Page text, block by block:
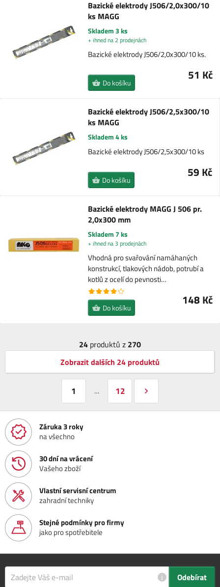
Bazické elektrody J506/2,0x300/10
ks MAGG
Skladem 3 ks
+ ihned na 2 prodejnách
Bazické elektrody J506/2,0x300/10 ks.
51 Kč
Do košíku
Bazické elektrody J506/2,5x300/10
ks MAGG
Skladem 4 ks
Bazické elektrody J506/2,5x300/10 ks
59 Kč
Do košíku
Bazické elektrody MAGG J 506 pr.
2,0x300 mm
Skladem 7 ks
+ ihned na 3 prodejnách
Vhodná pro svařování namáhaných
konstrukcí, tlakových nádob, potrubí a
kotlů z ocelí do pevnosti…
148 Kč
Do košíku
24 produktů z 270
Zobrazit dalších 24 produktů
1 … 12
Záruka 3 roky
na všechno
30 dní na vrácení
Vašeho zboží
Vlastní servisní centrum
zahradní techniky
Stejné podmínky pro firmy
jako pro spotřebitele
i Odebírat